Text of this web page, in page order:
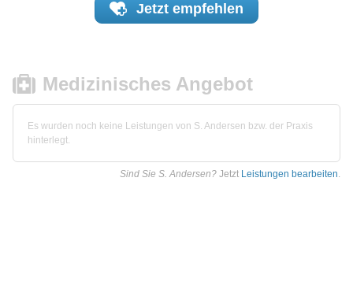
Jetzt empfehlen
Medizinisches Angebot
Es wurden noch keine Leistungen von S. Andersen bzw. der Praxis
hinterlegt.
Sind Sie S. Andersen? Jetzt Leistungen bearbeiten.